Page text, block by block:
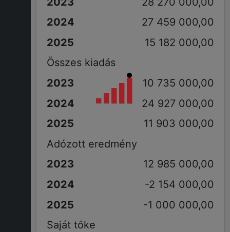
27 459 000,00
15 182 000,00
Összes kiadás
10 735 000,00
24 927 000,00
11 903 000,00
Adózott eredmény
12 985 000,00
-2 154 000,00
-1 000 000,00
Saját tőke